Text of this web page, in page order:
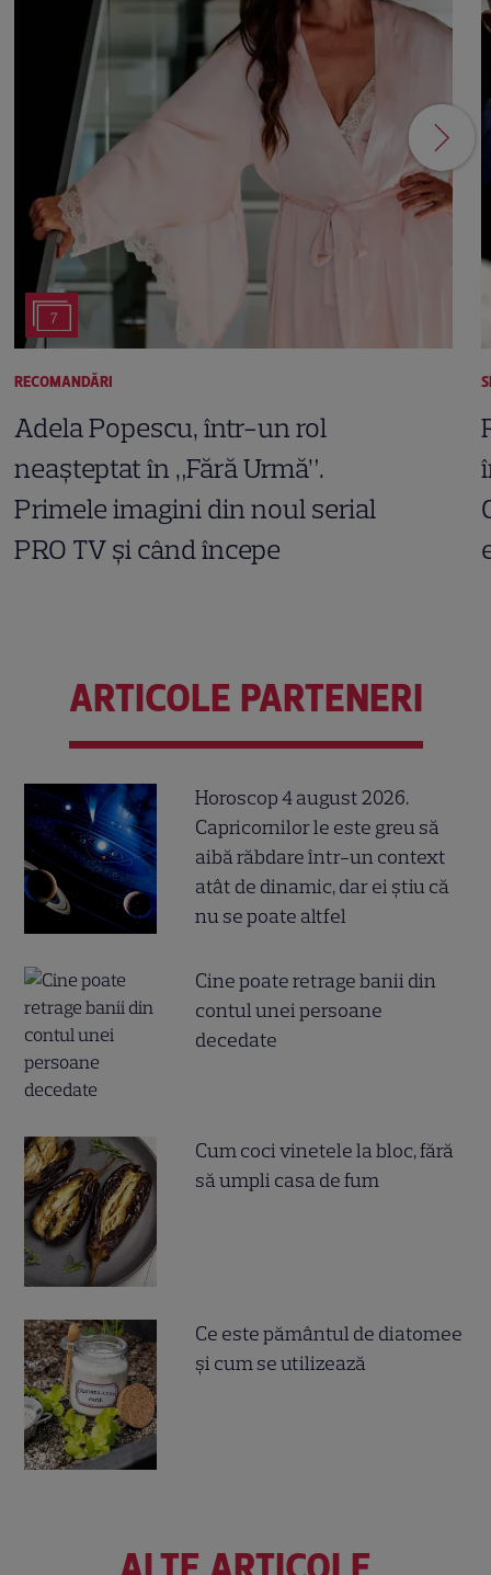
7
RECOMANDĂRI
Adela Popescu, într-un rol
neașteptat în „Fără Urmă”.
Primele imagini din noul serial
PRO TV și când începe
ARTICOLE PARTENERI
Horoscop 4 august 2026.
Capricornilor le este greu să
aibă răbdare într-un context
atât de dinamic, dar ei știu că
nu se poate altfel
Cine poate retrage banii din
contul unei persoane
decedate
Cum coci vinetele la bloc, fără
să umpli casa de fum
Ce este pământul de diatomee
și cum se utilizează